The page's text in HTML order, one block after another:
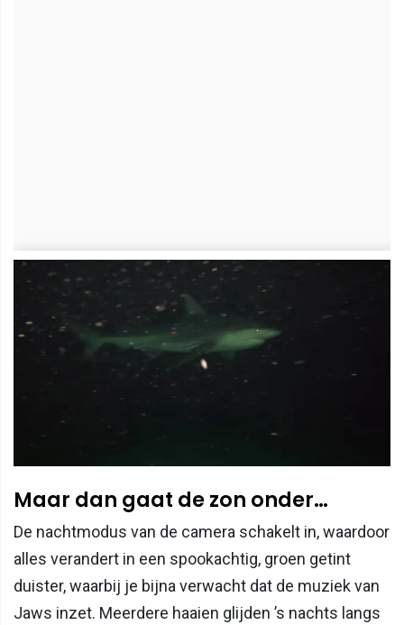
Maar dan gaat de zon onder…
De nachtmodus van de camera schakelt in, waardoor
alles verandert in een spookachtig, groen getint
duister, waarbij je bijna verwacht dat de muziek van
Jaws inzet. Meerdere haaien glijden ’s nachts langs